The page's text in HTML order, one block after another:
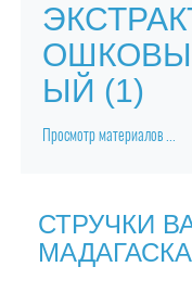
Порошок Юзу
Юзу [юдзу] Yuzu
ЫЙ (1)
Просмотр материалов ...
СТРУЧКИ